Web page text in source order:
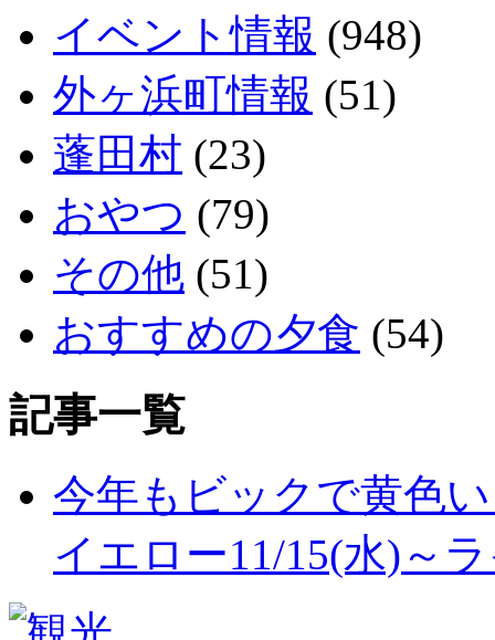
イベント情報 (948)
外ヶ浜町情報 (51)
蓬田村 (23)
おやつ (79)
その他 (51)
おすすめの夕食 (54)
記事一覧
今年もビックで黄色
イエロー11/15(水)～